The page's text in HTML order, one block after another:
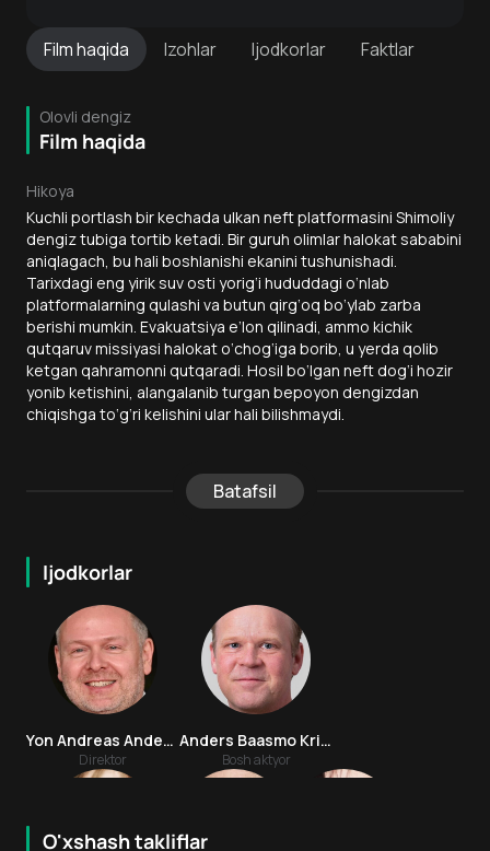
Filmhaqida Izohlar Ijodkorlar Faktlar
Olovli dengiz
Film haqida
Hikoya
Kuchli portlash bir kechada ulkan neft platformasini Shimoliy
dengiz tubiga tortib ketadi. Bir guruh olimlar halokat sababini
aniqlagach, bu hali boshlanishi ekanini tushunishadi.
Tarixdagi eng yirik suv osti yorig‘i hududdagi o‘nlab
platformalarning qulashi va butun qirg‘oq bo‘ylab zarba
berishi mumkin. Evakuatsiya e’lon qilinadi, ammo kichik
qutqaruv missiyasi halokat o‘chog‘iga borib, u yerda qolib
ketgan qahramonni qutqaradi. Hosil bo‘lgan neft dog‘i hozir
yonib ketishini, alangalanib turgan bepoyon dengizdan
chiqishga to‘g‘ri kelishini ular hali bilishmaydi.
Batafsil
Ijodkorlar
Yon Andreas Andersen
Direktor
Anders Baasmo Kristiansen
Bosh aktyor
O'xshash takliflar
18 + 5.3